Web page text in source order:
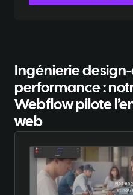
Ingénierie
performance :
Webflow pilote
web